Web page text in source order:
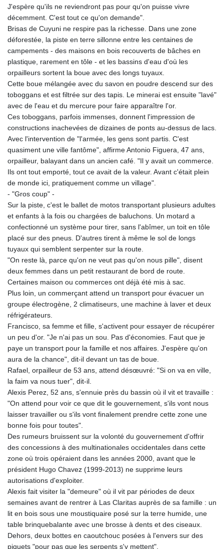
J'espère qu'ils ne reviendront pas pour qu'on puisse vivre
décemment. C'est tout ce qu'on demande".
Brisas de Cuyuni ne respire pas la richesse. Dans une zone
déforestée, la piste en terre sillonne entre les centaines de
campements - des maisons en bois recouverts de bâches en
plastique, rarement en tôle - et les bassins d'eau d'où les
orpailleurs sortent la boue avec des longs tuyaux.
Cette boue mélangée avec du savon en poudre descend sur des
toboggans et est filtrée sur des tapis. Le minerai est ensuite "lavé"
avec de l'eau et du mercure pour faire apparaître l'or.
Ces toboggans, parfois immenses, donnent l'impression de
constructions inachevées de dizaines de ponts au-dessus de lacs.
Avec l'intervention de "l'armée, les gens sont partis. C'est
quasiment une ville fantôme", affirme Antonio Figuera, 47 ans,
orpailleur, balayant dans un ancien café. "Il y avait un commerce.
Ils ont tout emporté, tout ce avait de la valeur. Avant c'était plein
de monde ici, pratiquement comme un village".
- "Gros coup" -
Sur la piste, c'est le ballet de motos transportant plusieurs adultes
et enfants à la fois ou chargées de baluchons. Un motard a
confectionné un système pour tirer, sans l'abîmer, un toit en tôle
placé sur des pneus. D'autres tirent à même le sol de longs
tuyaux qui semblent serpenter sur la route.
"On reste là, parce qu'on ne veut pas qu'on nous pille", disent
deux femmes dans un petit restaurant de bord de route.
Certaines maison ou commerces ont déjà été mis à sac.
Plus loin, un commerçant attend un transport pour évacuer un
groupe électrogène, 2 climatiseurs, une machine à laver et deux
réfrigérateurs.
Francisco, sa femme et fille, s'activent pour essayer de récupérer
un peu d'or. "Je n'ai pas un sou. Pas d'économies. Faut que je
paye un transport pour la famille et nos affaires. J'espère qu'on
aura de la chance", dit-il devant un tas de boue.
Rafael, orpailleur de 53 ans, attend désœuvré: "Si on va en ville,
la faim va nous tuer", dit-il.
Alexis Perez, 52 ans, s'ennuie près du bassin où il vit et travaille :
"On attend pour voir ce que dit le gouvernement, s'ils vont nous
laisser travailler ou s'ils vont finalement prendre cette zone une
bonne fois pour toutes".
Des rumeurs bruissent sur la volonté du gouvernement d'offrir
des concessions à des multinationales occidentales dans cette
zone où trois opéraient dans les années 2000, avant que le
président Hugo Chavez (1999-2013) ne supprime leurs
autorisations d'exploiter.
Alexis fait visiter la "demeure" où il vit par périodes de deux
semaines avant de rentrer à Las Claritas auprès de sa famille : un
lit en bois sous une moustiquaire posé sur la terre humide, une
table brinquebalante avec une brosse à dents et des ciseaux.
Dehors, deux bottes en caoutchouc posées à l'envers sur des
piquets "pour pas que les serpents s'y mettent".